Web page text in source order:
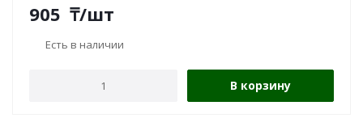
905 ₸/шт
Есть в наличии
В корзину